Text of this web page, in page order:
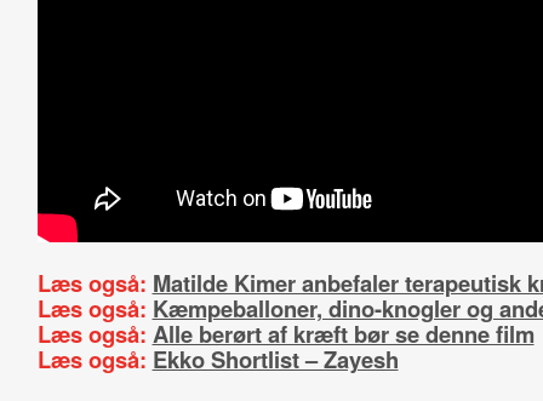
Læs også: Matilde Kimer anbefaler terapeutisk
Læs også: Kæmpeballoner, dino-knogler og
Læs også: Alle berørt af kræft bør se denne film
Læs også: Ekko Shortlist – Zayesh